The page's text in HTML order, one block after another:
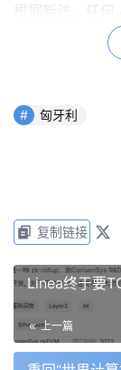
根据新法，任
最高可被判处2
林（约合14万
此外，针对未
律规定了最严
革令企业和投
据本地媒体
的收入投资加密
的许多人可能会
控。
Telex的一名消
匈牙利
复制链接
Linea终于要
上一篇